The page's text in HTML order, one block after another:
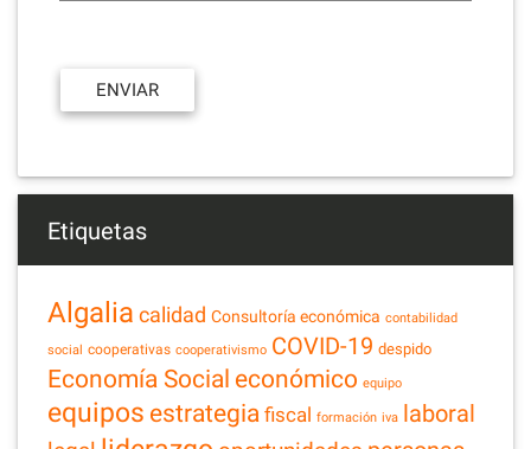
Etiquetas
Algalia calidad Consultoría económica contabilidad
social cooperativas cooperativismo COVID-19 despido
Economía Social económico equipo
equipos estrategia fiscal formación iva laboral